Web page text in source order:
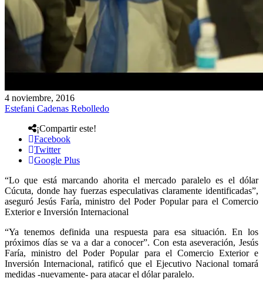
4 noviembre, 2016
Estefani Cadenas Rebolledo
¡Compartir este!
Facebook
Twitter
Google Plus
“Lo que está marcando ahorita el mercado paralelo es el dólar
Cúcuta, donde hay fuerzas especulativas claramente identificadas”,
aseguró Jesús Faría, ministro del Poder Popular para el Comercio
Exterior e Inversión Internacional
“Ya tenemos definida una respuesta para esa situación. En los
próximos días se va a dar a conocer”. Con esta aseveración, Jesús
Faría, ministro del Poder Popular para el Comercio Exterior e
Inversión Internacional, ratificó que el Ejecutivo Nacional tomará
medidas -nuevamente- para atacar el dólar paralelo.